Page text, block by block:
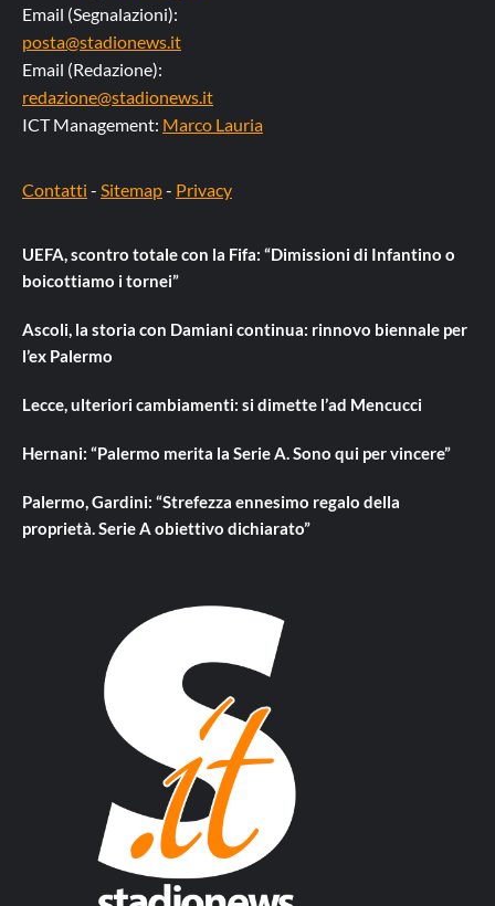
Email (Segnalazioni):
posta@stadionews.it
Email (Redazione):
redazione@stadionews.it
ICT Management: Marco Lauria
Contatti - Sitemap- Privacy
UEFA, scontro totale con la Fifa: “Dimissioni di Infantino o
boicottiamo i tornei”
Ascoli, la storia con Damiani continua: rinnovo biennale per
l’ex Palermo
Lecce, ulteriori cambiamenti: si dimette l’ad Mencucci
Hernani: “Palermo merita la Serie A. Sono qui per vincere”
Palermo, Gardini: “Strefezza ennesimo regalo della
proprietà. Serie A obiettivo dichiarato”